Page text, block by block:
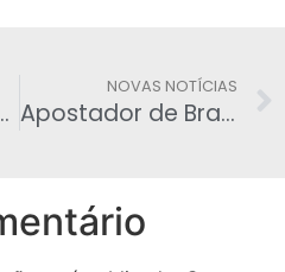
Vaticano desmente
NOVAS NOTÍCIAS
Apostador de Brasília leva Mega-Sena acumulada em R$ 46 milhões; eis as dezenas